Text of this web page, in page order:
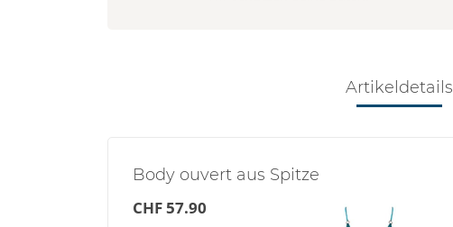
Artikeldetails
Body ouvert aus Spitze
CHF 57.90